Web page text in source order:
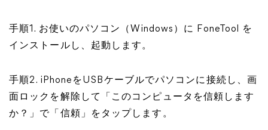
手順1. お使いのパソコン（Windows）に FoneTool を
インストールし、起動します。
手順2. iPhoneをUSBケーブルでパソコンに接続し、画
面ロックを解除して「このコンピュータを信頼します
か？」で「信頼」をタップします。